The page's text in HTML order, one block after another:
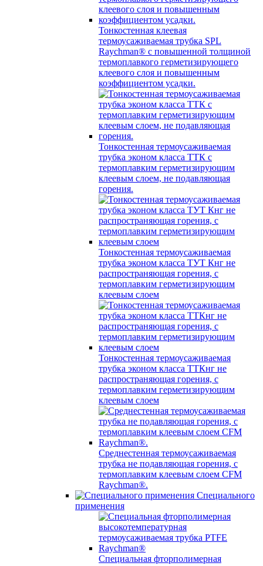
Тонкостенная клеевая
термоусаживаемая трубка SPL
Raychman® с повышенной толщиной
термоплавкого герметизирующего
клеевого слоя и повышенным
коэффициентом усадки.
Тонкостенная термоусаживаемая
трубка эконом класса ТТК с
термоплавким герметизирующим
клеевым слоем, не подавляющая
горения.
Тонкостенная термоусаживаемая
трубка эконом класса ТУТ Кнг не
распространяющая горения, с
термоплавким герметизирующим
клеевым слоем
Тонкостенная термоусаживаемая
трубка эконом класса ТТКнг не
распространяющая горения, с
термоплавким герметизирующим
клеевым слоем
Среднестенная термоусаживаемая
трубка не подавляющая горения, с
термоплавким клеевым слоем CFM
Raychman®.
Специального
применения
Специальная фторполимерная